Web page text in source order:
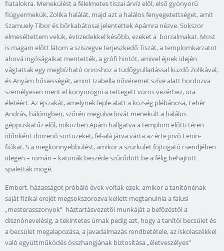
fiatalokra. Menekülést a félelmetes tiszai árvíz elől, első gyönyörű
fiúgyermekük, Zolika halálát, majd azt a halálos fenyegetettséget, amit
Szamuely Tibor és bőrkabátosai jelentettek Apámra nézve. Sokszor
elmeséltettem velük, évtizedekkel később, ezeket a borzalmakat. Most
is magam előtt látom a sziszegve terjeszkedő Tiszát, a templomkarzatot
ahová ingóságaikat mentették, a grófi hintót, amivel éjnek idején
vágtattak egy megbízható orvoshoz a tüdőgyulladással küzdő Zolikával,
és Anyám hősiességét, amint Izabella nővéremet szíve alatt hordozva
személyesen ment el könyörögni a rettegett vörös vezérhez, ura
életéért. Az éjszakát, amelynek leple alatt a község plébánosa, Fehér
András, hálóingben, szőrén megülve lovát menekült a halálos
géppuskatűz elől, miközben Apám hallgatva a templom előtti téren
időnként dörrenő sortüzeket, fel-alá járva várta az érte jövő Lenin-
fiúkat. S a megkönnyebbülést, amikor a szürkület fojtogató csendjében
idegen – román – katonák beszéde szűrődött be a félig behajtott
spaletták mögé.
Embert, házasságot próbáló évek voltak ezek, amikor a tanítónénak
saját fizikai erejét megsokszorozva kellett megtanulnia a falusi
„mesterasszonyok” háztartásvezetői munkáját a befőzéstől a
disznónevelésig, a tekintetes úrnak pedig azt, hogy a tanítói becsület és
a becsület megalapozása, a javadalmazás rendbetétele, az iskolaszékkel
való együttműködés összhangjának biztosítása „életveszélyes”